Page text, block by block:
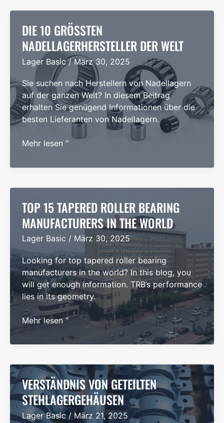
von
Zylinderrollenlagern
im
Jahr
2025
(Global
Leaders)
DIE 10 GRÖSSTEN N
ADELLAGERHERSTELLER DER WELT
Lager Basic/März 30, 2025
Sie suchen nach Herstellern von Nadellagern
auf der ganzen Welt? In diesem Beitrag
erhalten Sie genügend Informationen über die
besten Lieferanten von Nadellagern.
Die
größten
der
Welt
Mehr lesen "
TOP 15 TAPERED ROLLER BEARING
MANUFACTURERS IN THE WORLD
Lager Basic / März 30, 2025
Looking for top tapered roller bearing
manufacturers in the world? In this blog, you
will get enough information. TRB’s performance
lies in its geometry.
Top
15
Tapered
Bearing
Manufacturers
in
the
World
Mehr lesen "
VERSTÄNDNIS VON GETEILTEN
STEHLAGERGEHÄUSEN
Lager Basic/ März 21, 2025